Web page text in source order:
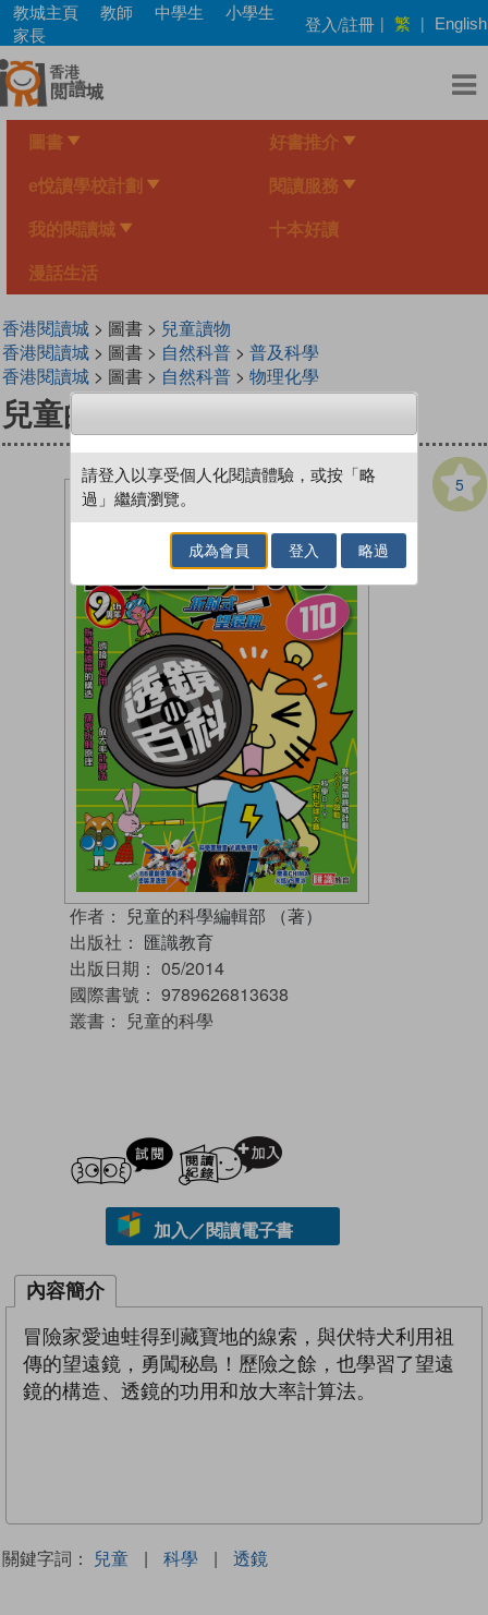
Skip
main
content
教城主頁 教師 中學生
小學生
家長
登入/註冊 | 繁 | English
圖書 好書推介
e悅讀學校計劃 閱讀服務
我的閱讀城 十本好讀
漫話生活
香港閱讀城> 圖書 > 兒童讀物
香港閱讀城> 圖書 > 自然科普> 普及科學
香港閱讀城> 圖書 > 自然科普> 物理化學
兒童的科學 110 透鏡小百科
5
作者： 兒童的科學編輯部 （著）
出版社： 匯識教育
出版日期： 05/2014
國際書號： 9789626813638
叢書： 兒童的科學
試閲
加入／閱讀電子書
內容簡介
冒險家愛迪蛙得到藏寶地的線索，與伏特犬利用祖
傳的望遠鏡，勇闖秘島！歷險之餘，也學習了望遠
鏡的構造、透鏡的功用和放大率計算法。
關鍵字詞： 兒童 | 科學 | 透鏡
請登入以享受個人化閱讀體驗，或按「略
過」繼續瀏覽。
成為會員 登入 略過